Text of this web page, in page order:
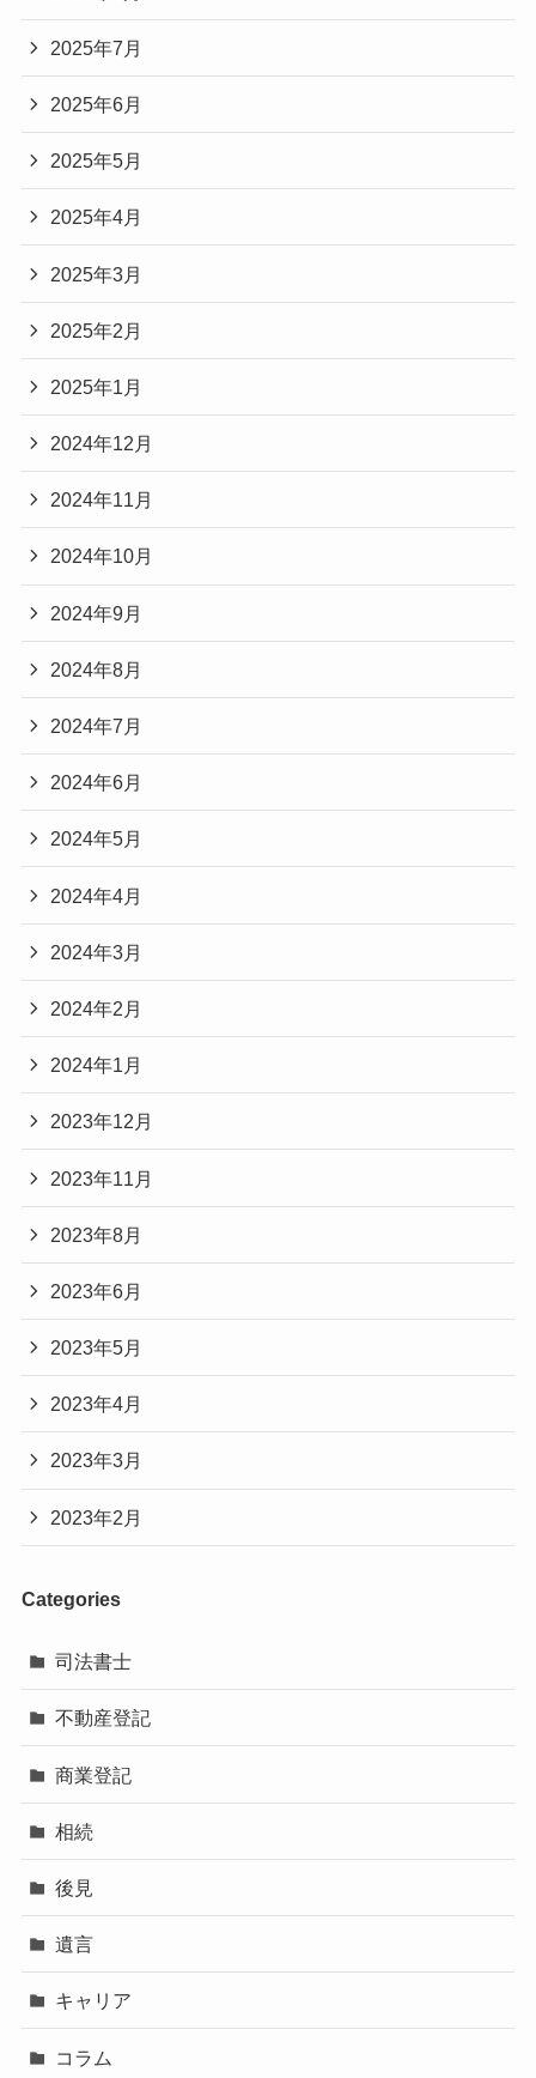
2025年7月
2025年6月
2025年5月
2025年4月
2025年3月
2025年2月
2025年1月
2024年12月
2024年11月
2024年10月
2024年9月
2024年8月
2024年7月
2024年6月
2024年5月
2024年4月
2024年3月
2024年2月
2024年1月
2023年12月
2023年11月
2023年8月
2023年6月
2023年5月
2023年4月
2023年3月
2023年2月
Categories
司法書士
不動産登記
商業登記
相続
後見
遺言
キャリア
コラム